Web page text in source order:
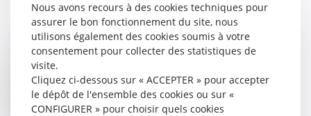
Cotisation AGS au 1er janvier 2025
16DÉC.
Nous avons recours à des cookies techniques pour
assurer le bon fonctionnement du site, nous
utilisons également des cookies soumis à votre
consentement pour collecter des statistiques de
visite.
Cliquez ci-dessous sur « ACCEPTER » pour accepter
le dépôt de l'ensemble des cookies ou sur «
CONFIGURER » pour choisir quels cookies